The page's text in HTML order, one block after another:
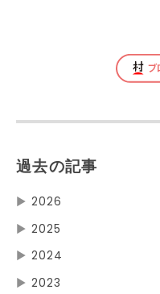
過去の記事
▶ 2026
▶ 2025
▶ 2024
▶ 2023